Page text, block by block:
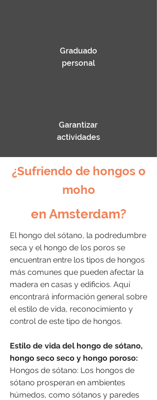
Graduado
personal
Garantizar
actividades
¿Sufriendo de hongos o
moho
en Amsterdam?
El hongo del sótano, la podredumbre
seca y el hongo de los poros se
encuentran entre los tipos de hongos
más comunes que pueden afectar la
madera en casas y edificios. Aquí
encontrará información general sobre
el estilo de vida, reconocimiento y
control de este tipo de hongos.
Estilo de vida del hongo de sótano,
hongo seco seco y hongo poroso:
Hongos de sótano: Los hongos de
sótano prosperan en ambientes
húmedos, como sótanos y paredes